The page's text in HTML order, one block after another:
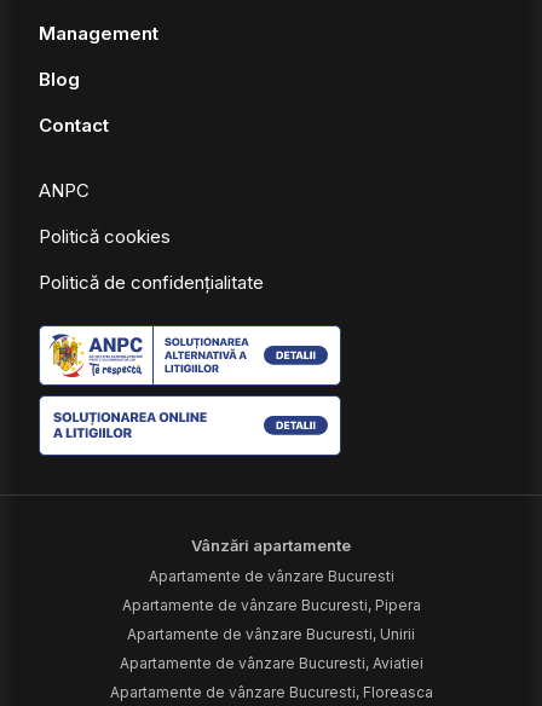
Management
Blog
Contact
ANPC
Politică cookies
Politică de confidențialitate
Vânzări apartamente
Apartamente de vânzare Bucuresti
Apartamente de vânzare Bucuresti, Pipera
Apartamente de vânzare Bucuresti, Unirii
Apartamente de vânzare Bucuresti, Aviatiei
Apartamente de vânzare Bucuresti, Floreasca